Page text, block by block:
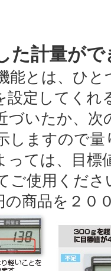
た計量が
とは、ひと
設定してくれ
いたか、次
しますので
ては、目標
ご使用くださ
商品を２０